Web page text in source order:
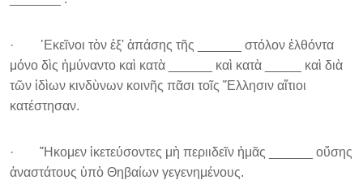
· ᾿Εκεῖνοι τὸν ἐξ' ἁπάσης τῆς ______ στόλον ἐλθόντα
μόνο δὶς ἠμύναντο καὶ κατὰ ______ καὶ κατὰ _____ καὶ διὰ
τῶν ἰδὶων κινδὺνων κοινῆς πᾶσι τοῖς ῞Ελλησιν αἴτιοι
κατέστησαν.
· ῎Ηκομεν ἱκετεύσοντες μὴ περιιδεῖν ἡμᾶς ______ οὔσης
ἀναστάτους ὑπὸ Θηβαίων γεγενημένους.